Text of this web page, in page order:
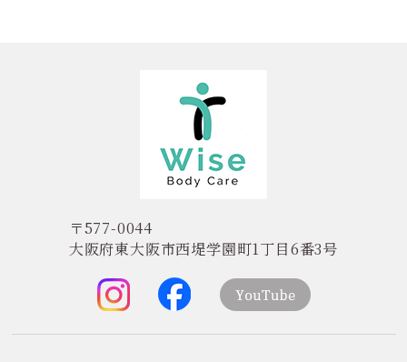
〒577-0044
大阪府東大阪市西堤学園町1丁目6番3号